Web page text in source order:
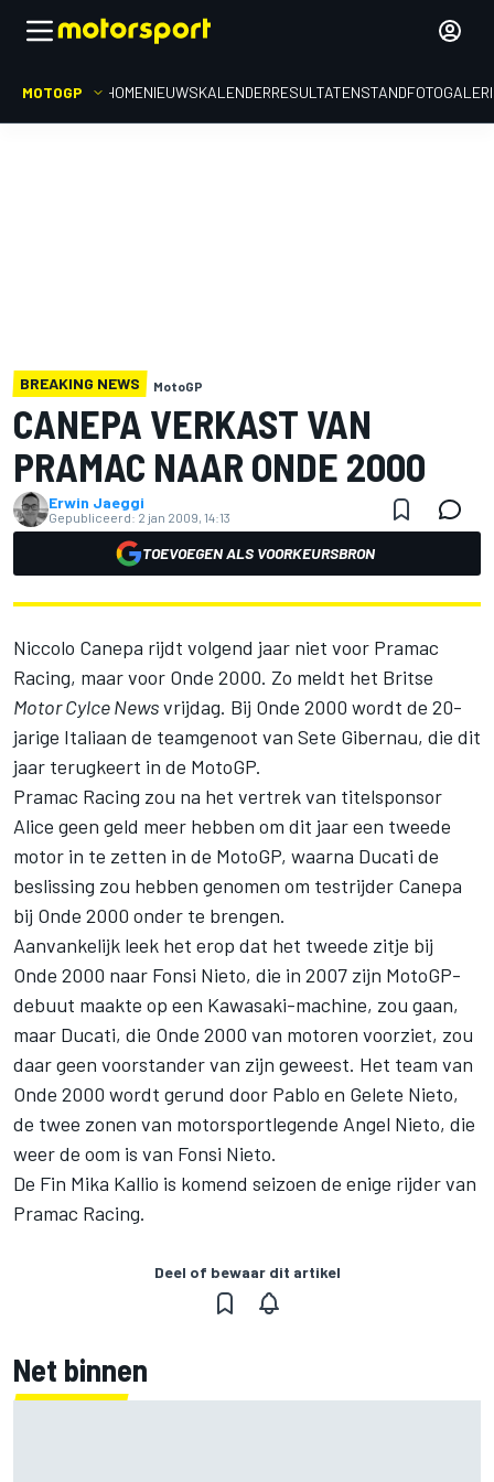
MOTOGP HOMENIEUWSKALENDERRESULTATENSTAND
BREAKING NEWS MotoGP
CANEPA VERKAST VAN
PRAMAC NAAR ONDE 2000
Erwin Jaeggi
Gepubliceerd: 2 jan 2009, 14:13
TOEVOEGEN ALS VOORKEURSBRON
Niccolo Canepa rijdt volgend jaar niet voor Pramac
Racing, maar voor Onde 2000. Zo meldt het Britse
Motor Cylce Newsvrijdag. Bij Onde 2000 wordt de 20-
jarige Italiaan de teamgenoot van Sete Gibernau, die dit
jaar terugkeert in de MotoGP.
Pramac Racing zou na het vertrek van titelsponsor
Alice geen geld meer hebben om dit jaar een tweede
motor in te zetten in de MotoGP, waarna Ducati de
beslissing zou hebben genomen om testrijder Canepa
bij Onde 2000 onder te brengen.
Aanvankelijk leek het erop dat het tweede zitje bij
Onde 2000 naar Fonsi Nieto, die in 2007 zijn MotoGP-
debuut maakte op een Kawasaki-machine, zou gaan,
maar Ducati, die Onde 2000 van motoren voorziet, zou
daar geen voorstander van zijn geweest. Het team van
Onde 2000 wordt gerund door Pablo en Gelete Nieto,
de twee zonen van motorsportlegende Angel Nieto, die
weer de oom is van Fonsi Nieto.
De Fin Mika Kallio is komend seizoen de enige rijder van
Pramac Racing.
Deel of bewaar dit artikel
Net binnen